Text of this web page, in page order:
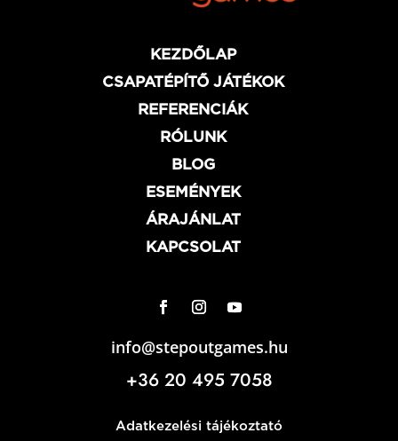
KEZDŐLAP
CSAPATÉPÍTŐ JÁTÉKOK
REFERENCIÁK
RÓLUNK
BLOG
ESEMÉNYEK
ÁRAJÁNLAT
KAPCSOLAT
info@stepoutgames.hu
+36 20 495 7058
Adatkezelési tájékoztató